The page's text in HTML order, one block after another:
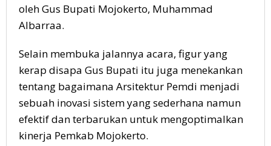
oleh Gus Bupati Mojokerto, Muhammad
Albarraa.
Selain membuka jalannya acara, figur yang
kerap disapa Gus Bupati itu juga menekankan
tentang bagaimana Arsitektur Pemdi menjadi
sebuah inovasi sistem yang sederhana namun
efektif dan terbarukan untuk mengoptimalkan
kinerja Pemkab Mojokerto.